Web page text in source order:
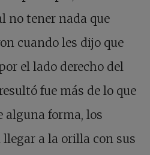
no tener nada que
cuando les dijo que
el lado derecho del
fue más de lo que
alguna forma, los
a la orilla con sus